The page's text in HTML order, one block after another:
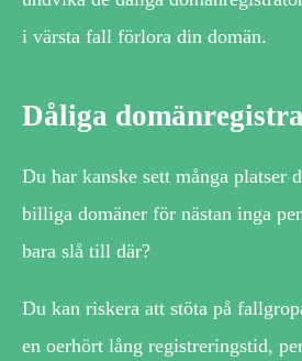
i värsta fall förlora din domän.
Dåliga
Du har kanske sett många platser
billiga domäner för nästan inga
bara slå till där?
Du kan riskera att stöta på
en oerhört lång registreringstid,